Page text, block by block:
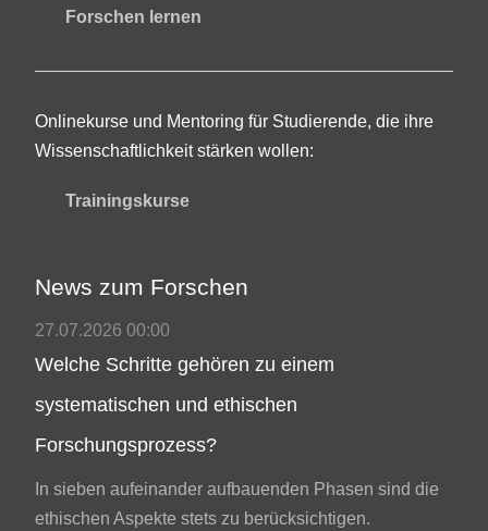
Forschen lernen
Onlinekurse und Mentoring für Studierende, die ihre
Wissenschaftlichkeit stärken wollen:
Trainingskurse
News zum Forschen
27.07.2026 00:00
Welche Schritte gehören zu einem
systematischen und ethischen
Forschungsprozess?
In sieben aufeinander aufbauenden Phasen sind die
ethischen Aspekte stets zu berücksichtigen.